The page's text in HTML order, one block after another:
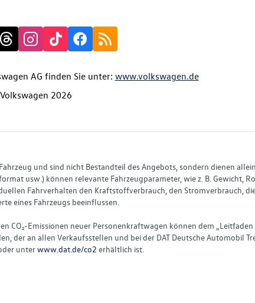
AG finden Sie unter: www.volkswagen.de
2026
und sind nicht Bestandteil des Angebots, sondern dienen
usw.) können relevante Fahrzeugparameter, wie z. B. Gewicht,
Fahrverhalten den Kraftstoffverbrauch, den Stromverbrauch,
eines Fahrzeugs beeinflussen.
Emissionen neuer Personenkraftwagen können dem
der an allen Verkaufsstellen und bei der DAT Deutsche Automobil
unterwww.dat.de/co2 erhältlich ist.